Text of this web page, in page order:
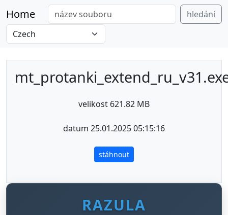
Home hledání
velikost 621.82 MB
datum 25.01.2025 05:15:16
stáhnout
RAZULA